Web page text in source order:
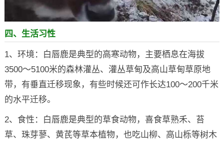
四、生活习性
1、环境：白唇鹿是典型的高寒动物，主要栖息在海拔
3500～5100米的森林灌丛、灌丛草甸及高山草甸草原地
带，有垂直迁移现象，有些时候还可作长达100～200千米
的水平迁移。
2、食性：白唇鹿是典型的草食动物，喜食草熟禾、苔
草、珠芽蓼、黄芪等草本植物，也吃山柳、高山栎等树木